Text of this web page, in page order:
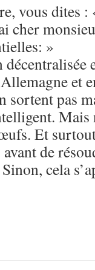
vous dites :
cher
»
et
sortent pas
Mais
Et
de
cela